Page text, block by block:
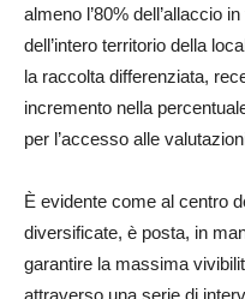
almeno l’80% dell’allaccio
dell’intero territorio della
la raccolta differenziata,
incremento nella
per l’accesso alle
È evidente come al centro
diversificate, è posta, in
garantire la massima
attraverso una serie di